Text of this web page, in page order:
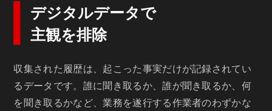
デジタルデータで
主観を排除
収集された履歴は、起こった事実だけが記録されてい
るデータです。誰に聞き取るか、誰が聞き取るか、何
を聞き取るかなど、業務を遂行する作業者のわずかな